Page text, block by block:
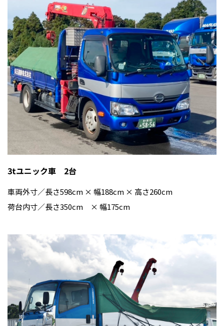
3tユニック車 2台
車両外寸／長さ598cm × 幅188cm × 高さ260cm
荷台内寸／長さ350cm × 幅175cm